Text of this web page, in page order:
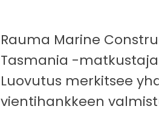
Rauma Marine
Tasmania -
Luovutus merkitsee
vientihankkeen